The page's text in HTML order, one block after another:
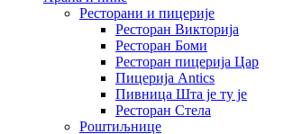
Ресторани и пицерије
Ресторан Викторија
Ресторан Боми
Ресторан пицерија Цар
Пицерија Аntics
Пивница Шта је ту је
Ресторан Стела
Роштиљнице